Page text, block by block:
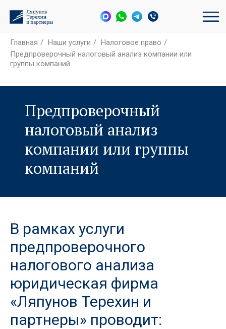
Главная / Наши услуги / Налоговое право /
Предпроверочный налоговый анализ компании или
группы компаний
Предпроверочный
налоговый анализ
компании или группы
компаний
В рамках услуги
предпроверочного
налогового анализа
юридическая фирма
«Ляпунов Терехин и
партнеры» проводит: